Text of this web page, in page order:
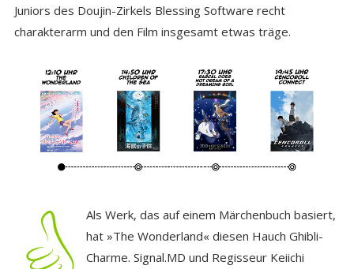
Juniors des Doujin-Zirkels Blessing Software recht
charakterarm und den Film insgesamt etwas träge.
Als Werk, das auf einem Märchenbuch basiert,
hat »The Wonderland« diesen Hauch Ghibli-
Charme. Signal.MD und Regisseur Keiichi